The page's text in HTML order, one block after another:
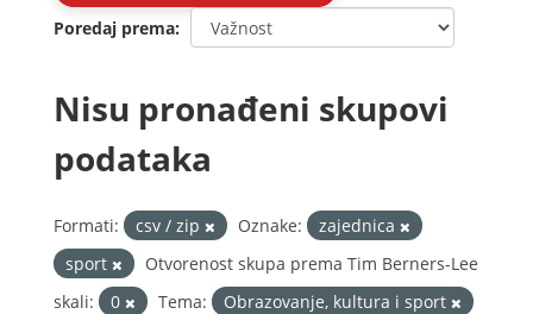
Poredaj prema
Nisu pronađeni skupovi
podataka
Formati: csv / zip Oznake:
zajednica
sport
Otvorenost skupa prema Tim Berners-Lee
skali:
0 Tema:
Obrazovanje, kultura i sport